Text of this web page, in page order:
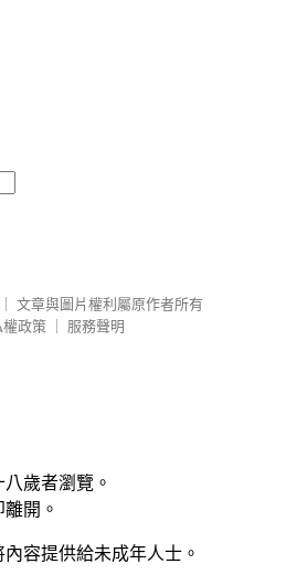
文章與圖片權利屬原作者所有
權政策
服務聲明
歲者瀏覽。
開。
容提供給未成年人士。